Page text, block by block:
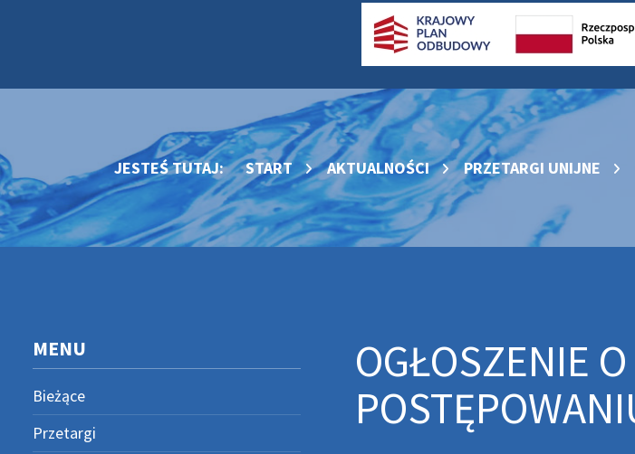
JESTEŚ TUTAJ: START AKTUALNOŚCI PRZETARGI UNIJNE
MENU
Bieżące
Przetargi
OGŁOSZENIE